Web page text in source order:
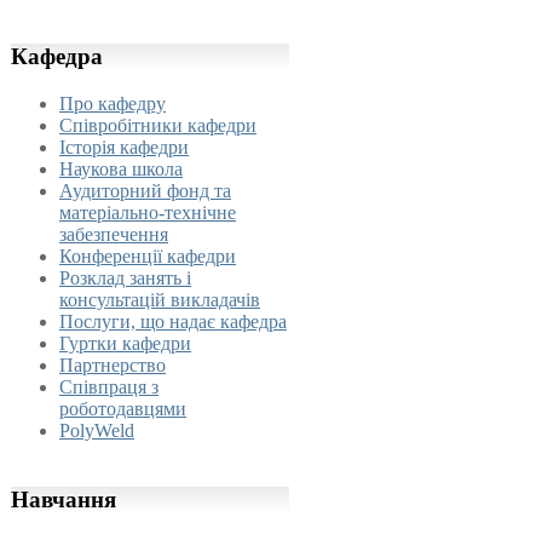
Кафедра
Про кафедру
Співробітники кафедри
Історія кафедри
Наукова школа
Аудиторний фонд та
матеріально-технічне
забезпечення
Конференції кафедри
Розклад занять і
консультацій викладачів
Послуги, що надає кафедра
Гуртки кафедри
Партнерство
Співпраця з
роботодавцями
PolyWeld
Навчання